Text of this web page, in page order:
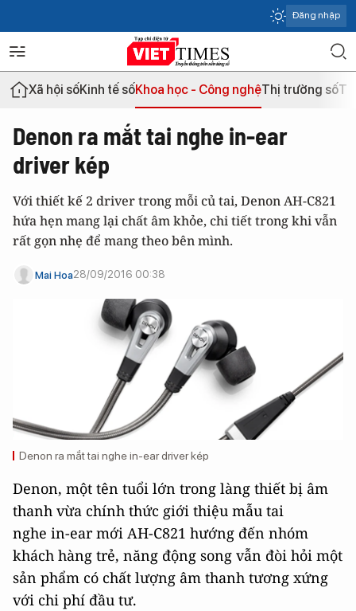
Đăng nhập
Xã hội sốKinh tế sốKhoa học - Công nghệThị trường số
Denon ra mắt tai nghe in-ear
driver kép
Với thiết kế 2 driver trong mỗi củ tai, Denon AH-C821
hứa hẹn mang lại chất âm khỏe, chi tiết trong khi vẫn
rất gọn nhẹ để mang theo bên mình.
Mai Hoa28/09/2016 00:38
Denon ra mắt tai nghe in-ear driver kép
Denon, một tên tuổi lớn trong làng thiết bị âm
thanh vừa chính thức giới thiệu mẫu tai
nghe in-ear mới AH-C821 hướng đến nhóm
khách hàng trẻ, năng động song vẫn đòi hỏi một
sản phẩm có chất lượng âm thanh tương xứng
với chi phí đầu tư.